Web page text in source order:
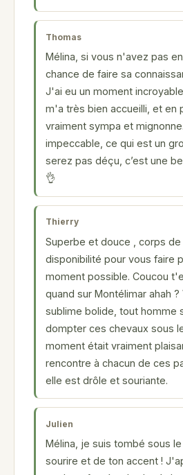
Thomas
Mélina, si vous n'avez pas
chance de faire sa
J'ai eu un moment
m'a très bien accueilli, et en
vraiment sympa et
impeccable, ce qui est un
serez pas déçu, c’est une
👌
Thierry
Superbe et douce , corps
disponibilité pour vous faire
moment possible. Coucou
quand sur Montélimar ahah
sublime bolide, tout homme
dompter ces chevaux sous
moment était vraiment
rencontre à chacun de ces
elle est drôle et souriante.
Julien
Mélina, je suis tombé sous
sourire et de ton accent !